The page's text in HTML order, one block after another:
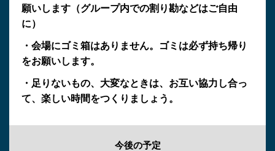
願いします（グループ内での割り勘などはご自由
に）
・会場にゴミ箱はありません。ゴミは必ず持ち帰り
をお願いします。
・足りないもの、大変なときは、お互い協力し合っ
て、楽しい時間をつくりましょう。
今後の予定